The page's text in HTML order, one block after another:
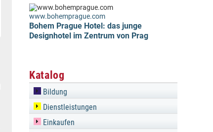
www.bohemprague.com
Bohem Prague Hotel: das junge
Designhotel im Zentrum von Prag
Katalog
Bildung
Dienstleistungen
Einkaufen